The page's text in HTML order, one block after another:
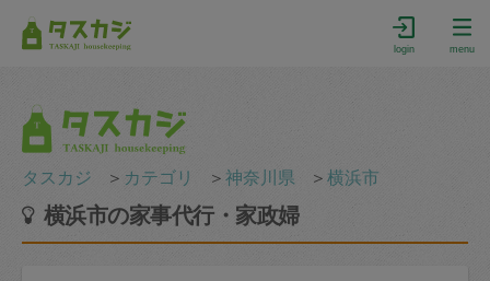
login menu
タスカジ ＞ カテゴリ ＞神奈川県 ＞横浜市
横浜市の家事代行・家政婦